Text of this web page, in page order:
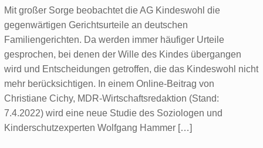
Mit großer Sorge beobachtet die AG Kindeswohl die
gegenwärtigen Gerichtsurteile an deutschen
Familiengerichten. Da werden immer häufiger Urteile
gesprochen, bei denen der Wille des Kindes übergangen
wird und Entscheidungen getroffen, die das Kindeswohl nicht
mehr berücksichtigen. In einem Online-Beitrag von
Christiane Cichy, MDR-Wirtschaftsredaktion (Stand:
7.4.2022) wird eine neue Studie des Soziologen und
Kinderschutzexperten Wolfgang Hammer […]